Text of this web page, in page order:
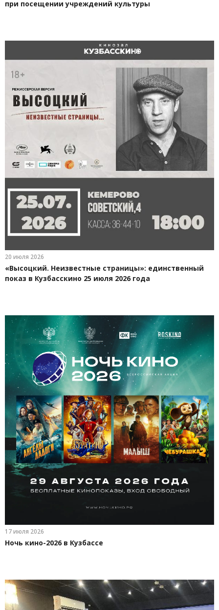
при посещении учреждений культуры
20 июля 2026
«Высоцкий. Неизвестные страницы»: единственный
показ в Кузбасскино 25 июля 2026 года
17 июля 2026
Ночь кино-2026 в Кузбассе